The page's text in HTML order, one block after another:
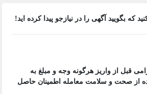
که بگویید آگهی را درنیازجوپیدا کرده اید!
قبل از واریز هرگونه وجه و مبلغ به
از صحت و سلامت معامله اطمینان حاصل